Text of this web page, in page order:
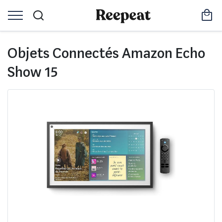
Objets Connectés Amazon Echo
Show 15